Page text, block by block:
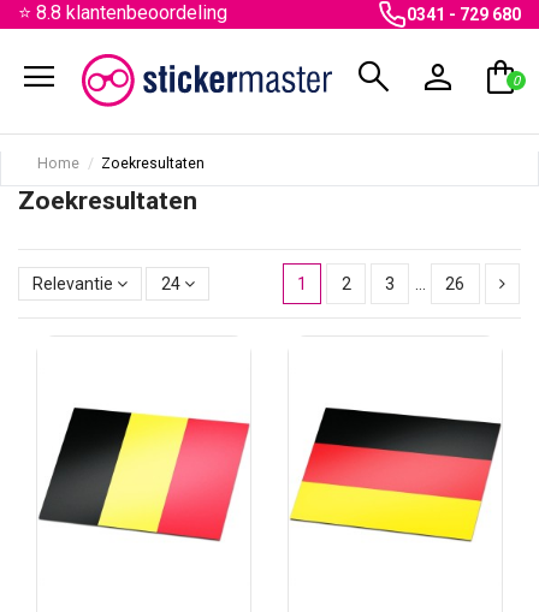
⭐ 8.8 klantenbeoordeling 0341 - 729 680
menu search person shopping_bag
0
Home Zoekresultaten
Zoekresultaten
1 2 3 26
Relevantie 24